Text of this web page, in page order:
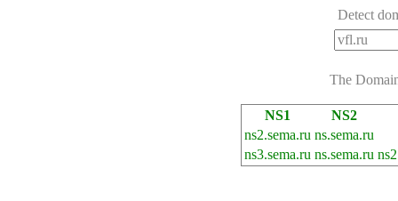
Detect
The
NS1
NS2
ns2.sema.ru ns.sema.ru
ns3.sema.ru ns.sema.ru